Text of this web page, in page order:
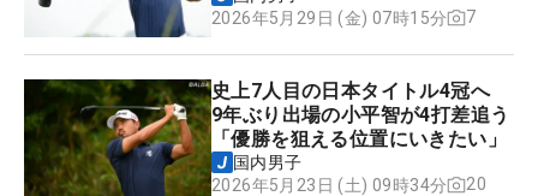
2026年5月29日 (金) 07時15分
7
史上7人目の日本タイトル4冠へ
9年ぶり出場の小平智が4打差追う
「優勝を狙える位置にいきたい」
国内男子
2026年5月23日 (土) 09時34分
20